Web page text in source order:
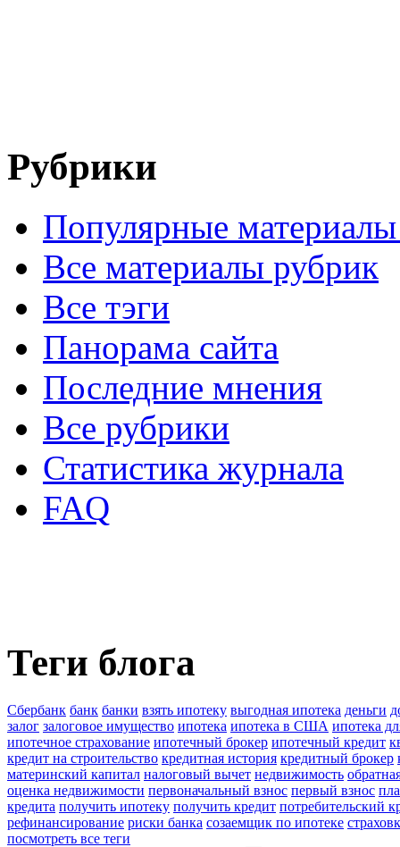
Рубрики
Популярные
Все материалы рубрик
Все тэги
Панорама сайта
Последние мнения
Все рубрики
Статистика журнала
FAQ
Теги блога
Сбербанк банк банки взять ипотеку выгодная ипотека деньги
залог залоговое имущество ипотека ипотека в США ипотека
ипотечное страхование ипотечный брокер ипотечный кредит
кредит на строительство кредитная история кредитный брокер
материнский капитал налоговый вычет недвижимость
оценка недвижимости первоначальный взнос первый взнос
кредита получить ипотеку получить кредит потребительский
рефинансирование риски банка созаемщик по ипотеке
посмотреть все теги